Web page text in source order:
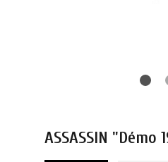
ASSASSIN "Démo